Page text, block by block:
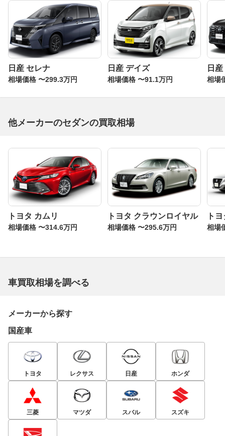
日産 セレナ
相場価格 〜299.3万円
日産 デイズ
相場価格 〜91.1万円
日
相場
他メーカーのセダンの買取相場
トヨタ カムリ
相場価格 〜314.6万円
トヨタ クラウンロイヤル
相場価格 〜295.6万円
ト
相場
車買取相場を調べる
メーカーから探す
国産車
トヨタ レクサス 日産 ホンダ
三菱 マツダ スバル スズキ